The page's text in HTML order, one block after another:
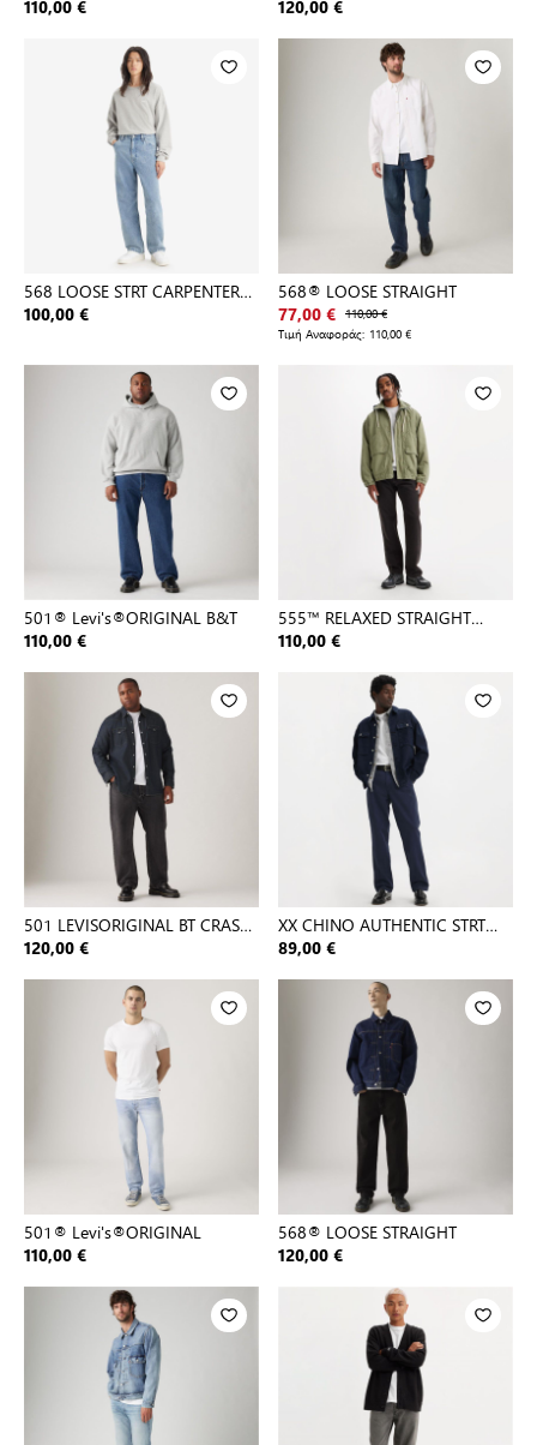
110,00 € BLUE E
120,00 €
568 LOOSE STRT CARPENTER
MED INDIGO - FLAT FINISH
100,00 €
568® LOOSE STRAIGHT
77,00 € 110,00 €
Τιμή Αναφοράς: 110,00 €
501® Levi's®ORIGINAL B&T
110,00 €
555™ RELAXED STRAIGHT
BLACKS
110,00 €
501 LEVISORIGINAL BT CRASH
COU
120,00 €
XX CHINO AUTHENTIC STRT
NAVY B
89,00 €
501® Levi's®ORIGINAL
110,00 €
568® LOOSE STRAIGHT
120,00 €